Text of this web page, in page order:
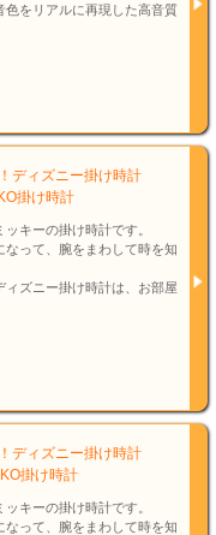
色をリアルに再現した高音質
ディズニー掛け時計
掛け時計
キーの掛け時計です。
なって、腕をまわして時を知
ズニー掛け時計は、お部屋
ディズニー掛け時計
掛け時計
キーの掛け時計です。
なって、腕をまわして時を知